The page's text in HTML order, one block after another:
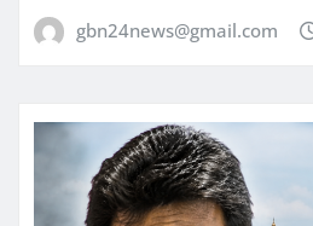
gbn24news@gmail.com